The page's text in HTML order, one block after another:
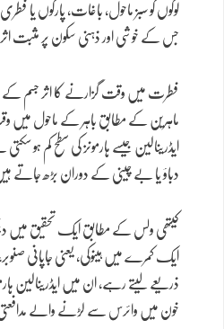
لوگوں کو سبز ماحول، باغات، پارکوں یا
جس کے خوشی اور ذہنی سکون پر مثبت
فطرت میں وقت گزارنے کا اثر جسم کے
ماہرین کے مطابق باہر کے ماحول میں
ایڈرینالین جیسے ہارمونز کی سطح کم ہو
دباؤ یا بے چینی کے دوران بڑھ جاتے
کیتھی ولس کے مطابق ایک تحقیق میں
ایک کمرے میں ہینوکی، یعنی جاپانی
ذریعے لیتے رہے، ان میں ایڈرینالین
خون میں وائرس سے لڑنے والے مدافعتی